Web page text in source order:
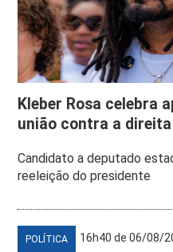
Kleber Rosa celebra
união contra a direita
Candidato a deputado
reeleição do presidente
POLÍTICA 16h40 de 06/08/